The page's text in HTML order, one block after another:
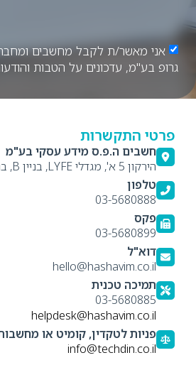
אני מאשר/ת לקבל מחשבים
גרופ בע"מ, עדכונים על הטבות
פרטי התקשרות
חשבים ה.פ.ס מידע עסקי בע"מ
הירקון 5 א', מגדלי LYFE, בניין B, בני ברק
טלפון
03-5680888
פקס
03-5680899
דוא"ל
hello@hashavim.co.il
תמיכה טכנית
03-5680885
helpdesk@hashavim.co.il
פניות לטקדין, קומיט או
info@techdin.co.il